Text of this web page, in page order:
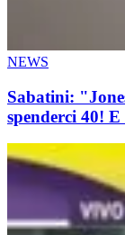
NEWS
Sabatini:
spenderci 40!